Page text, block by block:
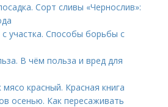
Сорт сливы «Чернослив»:
с участка. Способы борьбы с
В чём польза и вред для
красный. Красная книга
осенью. Как пересаживать